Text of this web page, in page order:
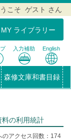
こそ ゲスト さん
MY ライブラリー
入力補助 English
森修文庫和書目録
料の利用統計
のアクセス回数：174